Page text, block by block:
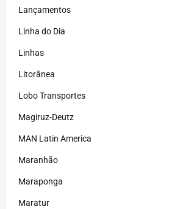
Lançamentos
Linha do Dia
Linhas
Litorânea
Lobo Transportes
Magiruz-Deutz
MAN Latin America
Maranhão
Maraponga
Maratur